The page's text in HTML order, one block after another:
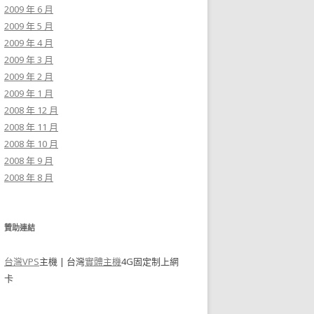
2009 年 6 月
2009 年 5 月
2009 年 4 月
2009 年 3 月
2009 年 2 月
2009 年 1 月
2008 年 12 月
2008 年 11 月
2008 年 10 月
2008 年 9 月
2008 年 8 月
贊助連結
台灣VPS主機 | 台灣實體主機4G固定制上網
卡